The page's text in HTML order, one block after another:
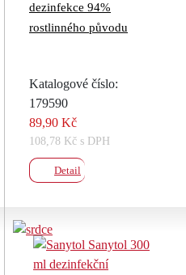
dezinfekce 94%
rostlinného původu
Katalogové číslo:
179590
89,90 Kč
108,78 Kč s DPH
Detail